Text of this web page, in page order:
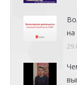
на